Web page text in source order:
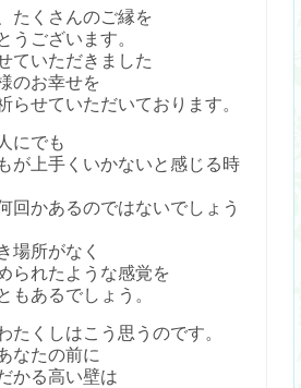
たくさんのご縁を
うございます。
ていただきました
のお幸せを
らせていただいております。
にでも
が上手くいかないと感じる時
回かあるのではないでしょう
場所がなく
られたような感覚を
もあるでしょう。
たくしはこう思うのです。
なたの前に
かる高い壁は